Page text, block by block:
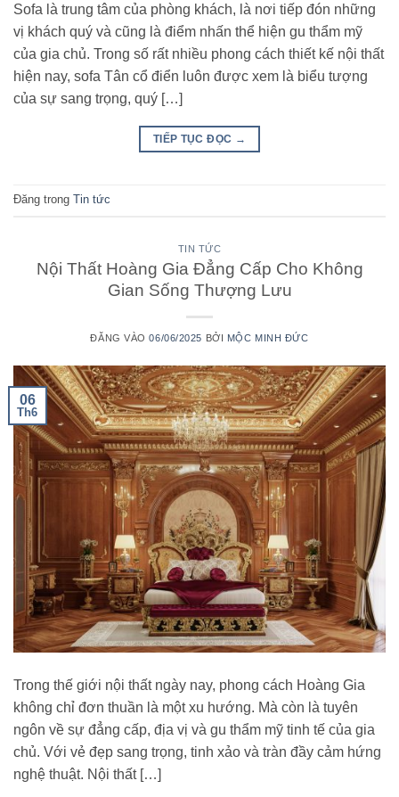
Sofa là trung tâm của phòng khách, là nơi tiếp đón những
vị khách quý và cũng là điểm nhấn thể hiện gu thẩm mỹ
của gia chủ. Trong số rất nhiều phong cách thiết kế nội thất
hiện nay, sofa Tân cổ điển luôn được xem là biểu tượng
của sự sang trọng, quý […]
TIẾP TỤC ĐỌC →
Đăng trong Tin tức
TIN TỨC
Nội Thất Hoàng Gia Đẳng Cấp Cho Không
Gian Sống Thượng Lưu
ĐĂNG VÀO06/06/2025 BỞI MỘC MINH ĐỨC
06
Th6
Trong thế giới nội thất ngày nay, phong cách Hoàng Gia
không chỉ đơn thuần là một xu hướng. Mà còn là tuyên
ngôn về sự đẳng cấp, địa vị và gu thẩm mỹ tinh tế của gia
chủ. Với vẻ đẹp sang trọng, tinh xảo và tràn đầy cảm hứng
nghệ thuật. Nội thất […]